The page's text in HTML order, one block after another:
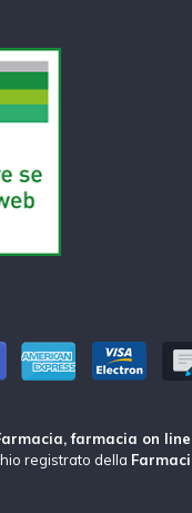
farmacia on
registrato della